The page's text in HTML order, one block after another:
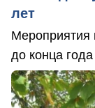
лет
Мероприятия
до конца года